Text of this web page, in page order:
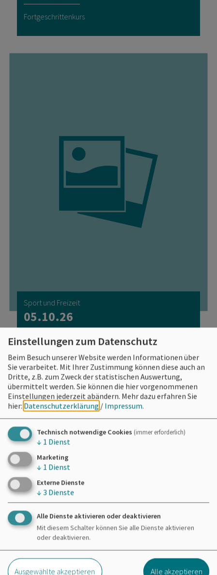
Fortgeschrittenkurs
Sport und Freizeit
05.10.26
T´ai Chi Ch´uan - Beweglichkeit +
Energie + Koordination
Fortgeschrittenkurs
Einstellungen zum Datenschutz
Beim Besuch unserer Website werden Informationen über
Sie verarbeitet. Mit Ihrer Zustimmung können diese auch an
Dritte, z.B. zum Zweck der statistischen Auswertung,
übermittelt werden. Sie können die hier vorgenommenen
Einstellungen jederzeit abändern. Mehr dazu erfahren Sie
hier: Datenschutzerklärung / Impressum.
Technisch notwendige Cookies (immer erforderlich)
↓ 1 Dienst
Marketing
↓ 1 Dienst
Externe Dienste
↓ 3 Dienste
Alle Dienste aktivieren oder deaktivieren
Mit diesem Schalter können Sie alle Dienste aktivieren
oder deaktivieren.
Ausgewählte akzeptieren Alle akzeptieren